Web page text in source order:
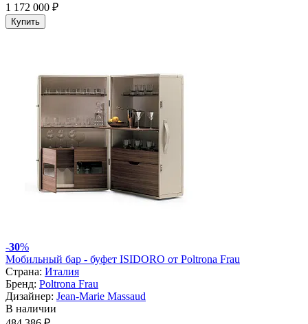
1 172 000 ₽
Купить
-30%
Мобильный бар - буфет ISIDORO от Poltrona Frau
Страна: Италия
Бренд: Poltrona Frau
Дизайнер: Jean-Marie Massaud
В наличии